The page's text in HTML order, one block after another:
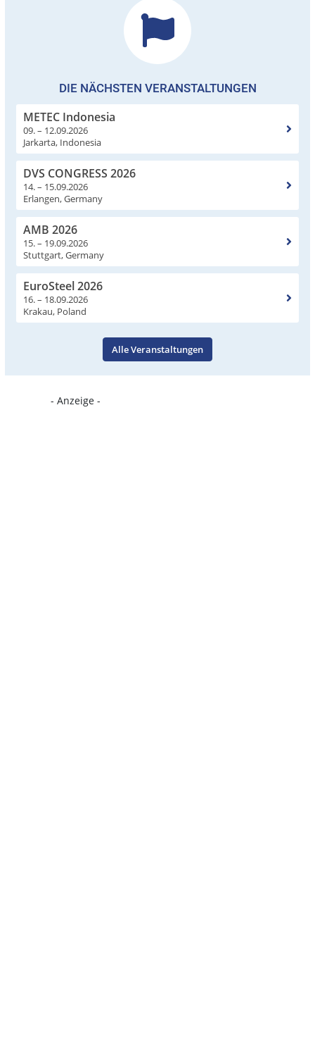
DIE NÄCHSTEN VERANSTALTUNGEN
METEC Indonesia
09. – 12.09.2026
Jarkarta, Indonesia
DVS CONGRESS 2026
14. – 15.09.2026
Erlangen, Germany
AMB 2026
15. – 19.09.2026
Stuttgart, Germany
EuroSteel 2026
16. – 18.09.2026
Krakau, Poland
Alle Veranstaltungen
- Anzeige -